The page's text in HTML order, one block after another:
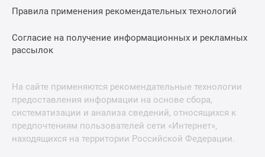
Правила применения рекомендательных технологий
Согласие на получение информационных и рекламных
рассылок
На сайте применяются рекомендательные технологии
предоставления информации на основе сбора,
систематизации и анализа сведений, относящихся к
предпочтениям пользователей сети «Интернет»,
находящихся на территории Российской Федерации.